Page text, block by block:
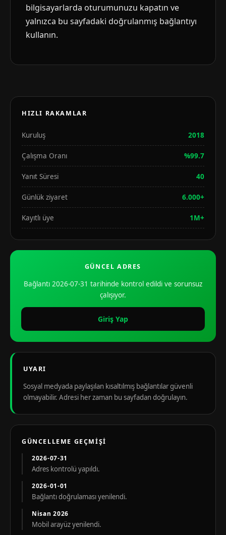
bilgisayarlarda oturumunuzu kapatın ve
yalnızca bu sayfadaki doğrulanmış bağlantıyı
kullanın.
HIZLI RAKAMLAR
Kuruluş 2018
Çalışma Oranı %99.7
Yanıt Süresi 40
Günlük ziyaret 6.000+
Kayıtlı üye 1M+
GÜNCEL ADRES
Bağlantı 2026-07-31 tarihinde kontrol edildi ve sorunsuz
çalışıyor.
Giriş Yap
UYARI
Sosyal medyada paylaşılan kısaltılmış bağlantılar güvenli
olmayabilir. Adresi her zaman bu sayfadan doğrulayın.
GÜNCELLEME GEÇMIŞI
2026-07-31
Adres kontrolü yapıldı.
2026-01-01
Bağlantı doğrulaması yenilendi.
Nisan 2026
Mobil arayüz yenilendi.